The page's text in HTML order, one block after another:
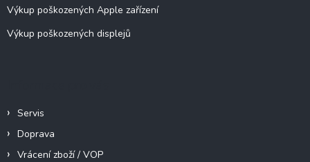
Výkup poškozených Apple zařízení
Výkup poškozených displejů
Servis
Doprava
Vrácení zboží / VOP